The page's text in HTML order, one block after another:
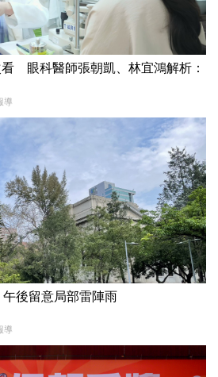
眼科醫師張朝凱、林宜鴻解析：
導
後留意局部雷陣雨
導